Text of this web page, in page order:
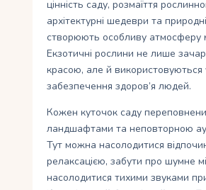
цінність саду, розмаїття
архітектурні шедеври та
створюють особливу атмосферу
Екзотичні рослини не лише
красою, але й використовуються
забезпечення здоров’я людей.
Кожен куточок саду
ландшафтами та неповторною
Тут можна насолодитися
релаксацією, забути про шумне
насолодитися тихими звуками